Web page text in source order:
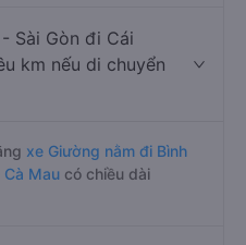
Sài Gòn đi Cái
km nếu di chuyển
xe Giường nằm đi Bình
Cà Mau có chiều dài